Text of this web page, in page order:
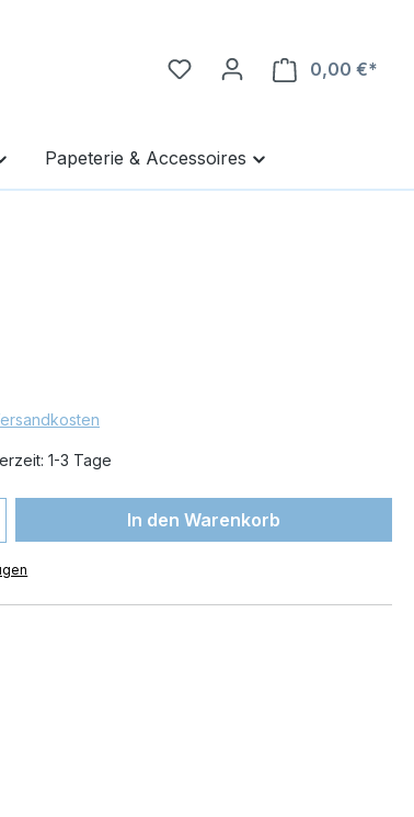
0,00 €*
Papeterie & Accessoires
1-3 Tage
Gib den gewünschten Wert
In den Warenkorb